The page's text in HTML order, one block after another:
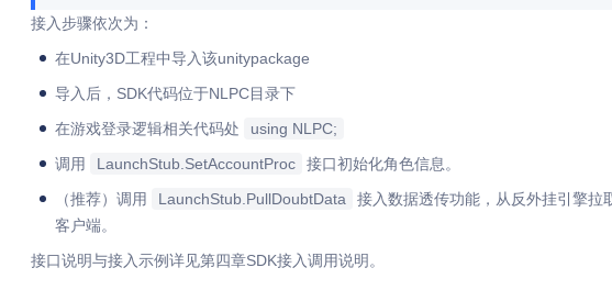
接入步骤依次为：
在Unity3D工程中导入该unitypackage
导入后，SDK代码位于NLPC目录下
在游戏登录逻辑相关代码处
using NLPC;
调用
LaunchStub.SetAccountProc
接口初始化角色信息。
（推荐）调用
LaunchStub.PullDoubtData
接入数据透传功能，从反外挂引擎拉
客户端。
接口说明与接入示例详见第四章SDK接入调用说明。